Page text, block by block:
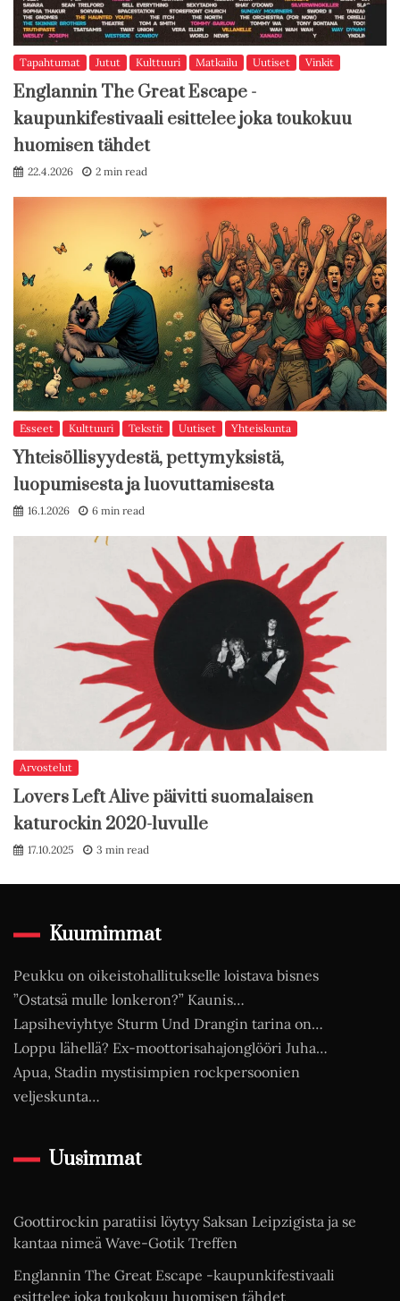
Tapahtumat Jutut Kulttuuri Matkailu Uutiset Vinkit
Englannin The Great Escape -
kaupunkifestivaali esittelee joka toukokuu
huomisen tähdet
22.4.2026 2 min read
Esseet Kulttuuri Tekstit Uutiset Yhteiskunta
Yhteisöllisyydestä, pettymyksistä,
luopumisesta ja luovuttamisesta
16.1.2026 6 min read
Arvostelut
Lovers Left Alive päivitti suomalaisen
katurockin 2020-luvulle
17.10.2025 3 min read
Kuumimmat
Peukku on oikeistohallitukselle loistava bisnes
”Ostatsä mulle lonkeron?” Kaunis…
Lapsiheviyhtye Sturm Und Drangin tarina on…
Loppu lähellä? Ex-moottorisahajonglööri Juha…
Apua, Stadin mystisimpien rockpersoonien
veljeskunta…
Uusimmat
Goottirockin paratiisi löytyy Saksan Leipzigista ja se
kantaa nimeä Wave-Gotik Treffen
Englannin The Great Escape -kaupunkifestivaali
esittelee joka toukokuu huomisen tähdet